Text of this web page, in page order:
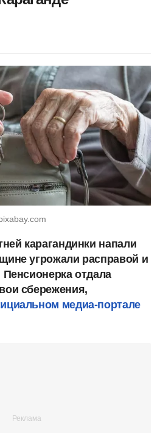
карагандинки напали
угрожали расправой и
отдала
сбережения,
медиа-портале